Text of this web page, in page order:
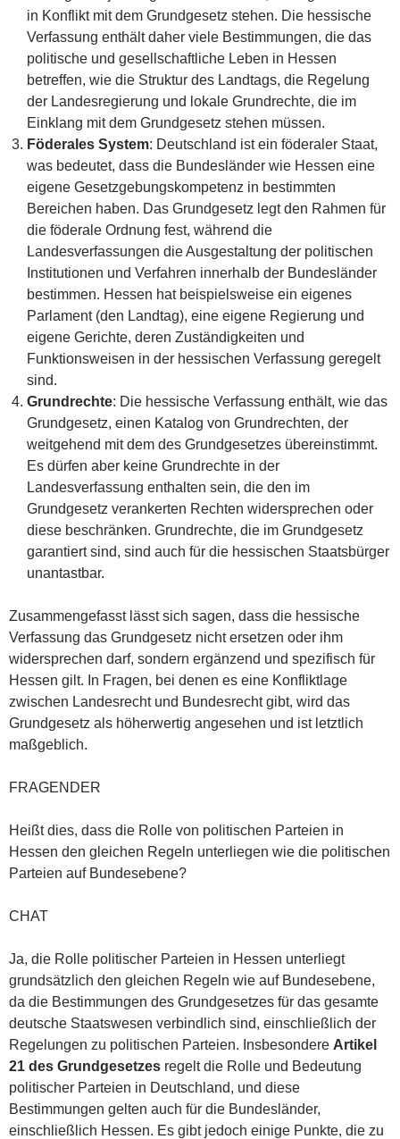
in Konflikt mit dem Grundgesetz stehen. Die hessische
Verfassung enthält daher viele Bestimmungen, die das
politische und gesellschaftliche Leben in Hessen
betreffen, wie die Struktur des Landtags, die Regelung
der Landesregierung und lokale Grundrechte, die im
Einklang mit dem Grundgesetz stehen müssen.
Föderales System: Deutschland ist ein föderaler Staat,
was bedeutet, dass die Bundesländer wie Hessen eine
eigene Gesetzgebungskompetenz in bestimmten
Bereichen haben. Das Grundgesetz legt den Rahmen für
die föderale Ordnung fest, während die
Landesverfassungen die Ausgestaltung der politischen
Institutionen und Verfahren innerhalb der Bundesländer
bestimmen. Hessen hat beispielsweise ein eigenes
Parlament (den Landtag), eine eigene Regierung und
eigene Gerichte, deren Zuständigkeiten und
Funktionsweisen in der hessischen Verfassung geregelt
sind.
Grundrechte: Die hessische Verfassung enthält, wie das
Grundgesetz, einen Katalog von Grundrechten, der
weitgehend mit dem des Grundgesetzes übereinstimmt.
Es dürfen aber keine Grundrechte in der
Landesverfassung enthalten sein, die den im
Grundgesetz verankerten Rechten widersprechen oder
diese beschränken. Grundrechte, die im Grundgesetz
garantiert sind, sind auch für die hessischen Staatsbürger
unantastbar.
Zusammengefasst lässt sich sagen, dass die hessische
Verfassung das Grundgesetz nicht ersetzen oder ihm
widersprechen darf, sondern ergänzend und spezifisch für
Hessen gilt. In Fragen, bei denen es eine Konfliktlage
zwischen Landesrecht und Bundesrecht gibt, wird das
Grundgesetz als höherwertig angesehen und ist letztlich
maßgeblich.
FRAGENDER
Heißt dies, dass die Rolle von politischen Parteien in
Hessen den gleichen Regeln unterliegen wie die politischen
Parteien auf Bundesebene?
CHAT
Ja, die Rolle politischer Parteien in Hessen unterliegt
grundsätzlich den gleichen Regeln wie auf Bundesebene,
da die Bestimmungen des Grundgesetzes für das gesamte
deutsche Staatswesen verbindlich sind, einschließlich der
Regelungen zu politischen Parteien. Insbesondere Artikel
21 des Grundgesetzes regelt die Rolle und Bedeutung
politischer Parteien in Deutschland, und diese
Bestimmungen gelten auch für die Bundesländer,
einschließlich Hessen. Es gibt jedoch einige Punkte, die zu